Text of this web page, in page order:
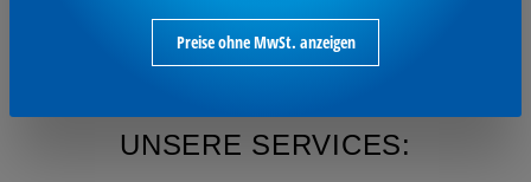
kontakt@wietholt.de
UNSERE SERVICES:
Preise ohne MwSt. anzeigen